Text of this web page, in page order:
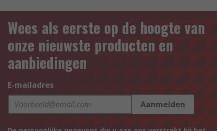
Wees als eerste op de hoogte van
onze nieuwste producten en
aanbiedingen
E-mailadres
Aanmelden